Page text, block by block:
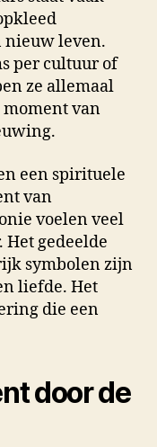
nieuw leven.
per cultuur of
ze allemaal
van
een spirituele
van
voelen veel
gedeelde
symbolen zijn
liefde. Het
die een
door de